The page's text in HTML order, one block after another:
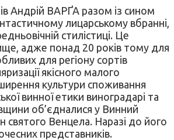
Андрій ВАРҐА разом із сином
лицарському вбранні,
стилістиці. Це
адже понад 20 років тому для
для регіону сортів
якісного малого
культури споживання
винної етики виноградарі та
об’єдналися у Винний
святого Венцела. Наразі до його
представників.